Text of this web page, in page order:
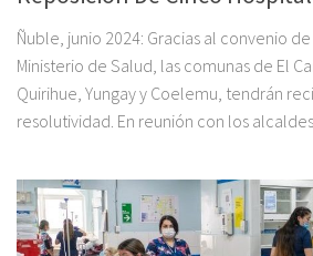
Ñuble, junio 2024: Gracias al convenio
Ministerio de Salud, las comunas de El
Quirihue, Yungay y Coelemu, tendrán
resolutividad. En reunión con los